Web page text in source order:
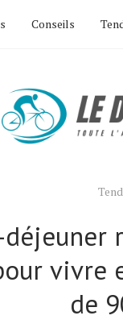
Conseils
vivre
de